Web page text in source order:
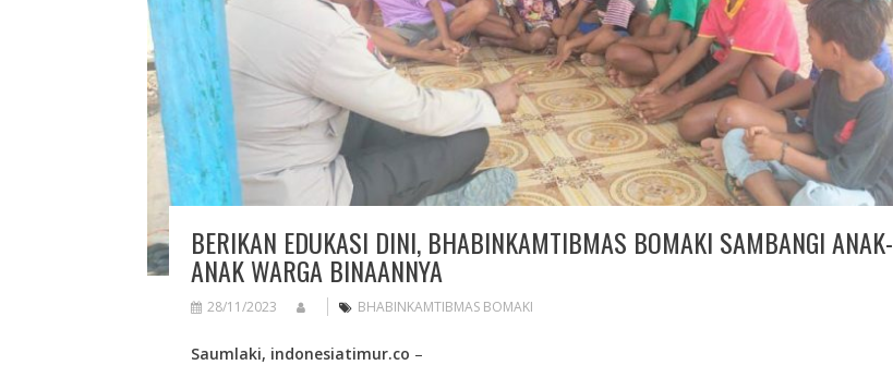
BERIKAN EDUKASI DINI, BHABINKAMTIBMAS BOMAKI SAMBANGI ANAK-
ANAK WARGA BINAANNYA
28/11/2023 BHABINKAMTIBMAS BOMAKI
Saumlaki, indonesiatimur.co –